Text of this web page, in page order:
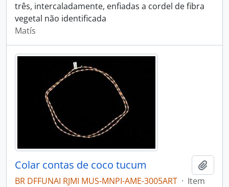
três, intercaladamente, enfiadas a cordel de fibra
vegetal não identificada
Matís
Colar contas de coco tucum
BR DFFUNAI RJMI MUS-MNPI-AME-3005ART · Item